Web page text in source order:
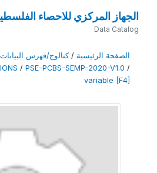
الجهاز المركزي للاحصاء
Data Catalog
الصفحة الرئيسية /كتالوج/فهرس
/ PSE-PCBS-SEMP-2020-V1.0 /
variable [F4]